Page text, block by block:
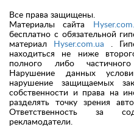
Все права защищены.
Материалы сайта
бесплатно с обязательной
материал
Hyser.com.ua .
находиться не ниже
полного либо
Нарушение данных
нарушение защищаемых
собственности и права на
разделять точку зрения
Ответственность за
рекламодатели.